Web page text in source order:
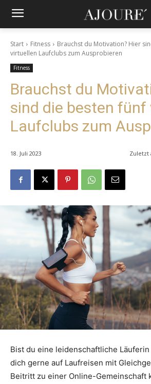
Start Fitness
Brauchst du Motivation? Hier
virtuellen Laufclubs zum Ausprobieren
Fitness
Brauchst du
sind die besten fünf
Laufclubs zum
18. Juli 2023 Zuletzt
Bist du eine leidenschaftliche
dich gerne auf Laufreisen mit
Beitritt zu einer Online-Gemeinschaft